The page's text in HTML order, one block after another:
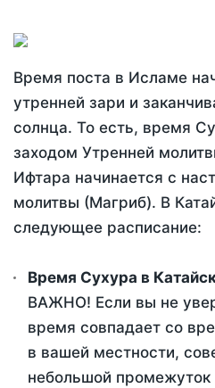
Время поста в Исламе
утренней зари и
солнца. То есть, время
заходом Утренней
Ифтара начинается с
молитвы (Магриб). В
следующее расписание:
Время Сухура в
ВАЖНО! Если вы не
время совпадает со
в вашей местности,
небольшой